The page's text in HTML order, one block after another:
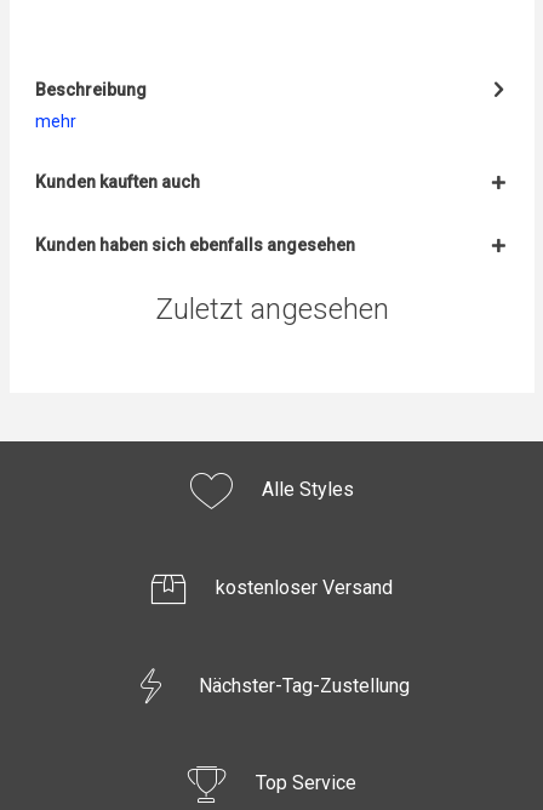
Beschreibung
mehr
Kunden kauften auch
Kunden haben sich ebenfalls angesehen
Zuletzt angesehen
Alle Styles
kostenloser Versand
Nächster-Tag-Zustellung
Top Service